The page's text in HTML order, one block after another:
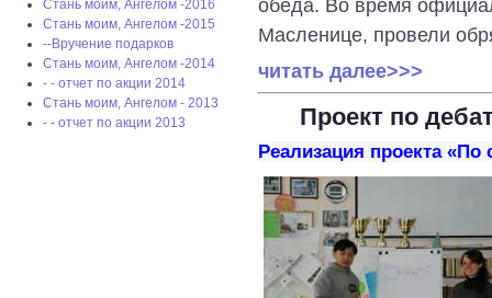
Стань моим, Ангелом -2016
Стань моим, Ангелом -2015
--Вручение подарков
Стань моим, Ангелом -2014
- - отчет по акции 2014
Стань моим, Ангелом - 2013
- - отчет по акции 2013
обеда. Во время
Масленице, провели
читать далее>>>
Проект по
Реализация проекта